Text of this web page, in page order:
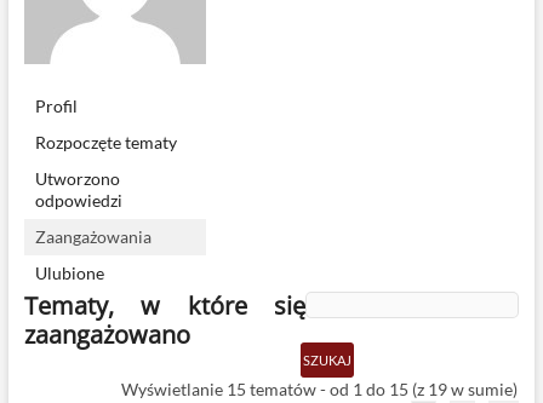
Profil
Rozpoczęte tematy
Utworzono
odpowiedzi
Zaangażowania
Ulubione
Tematy, w które się
zaangażowano
Wyświetlanie 15 tematów - od 1 do 15 (z 19 w sumie)